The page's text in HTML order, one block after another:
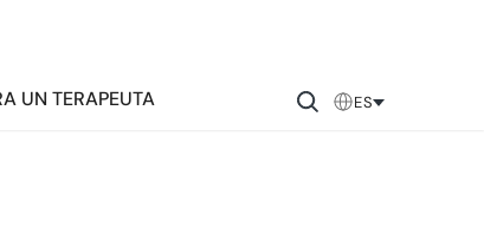
UN TERAPEUTA ES